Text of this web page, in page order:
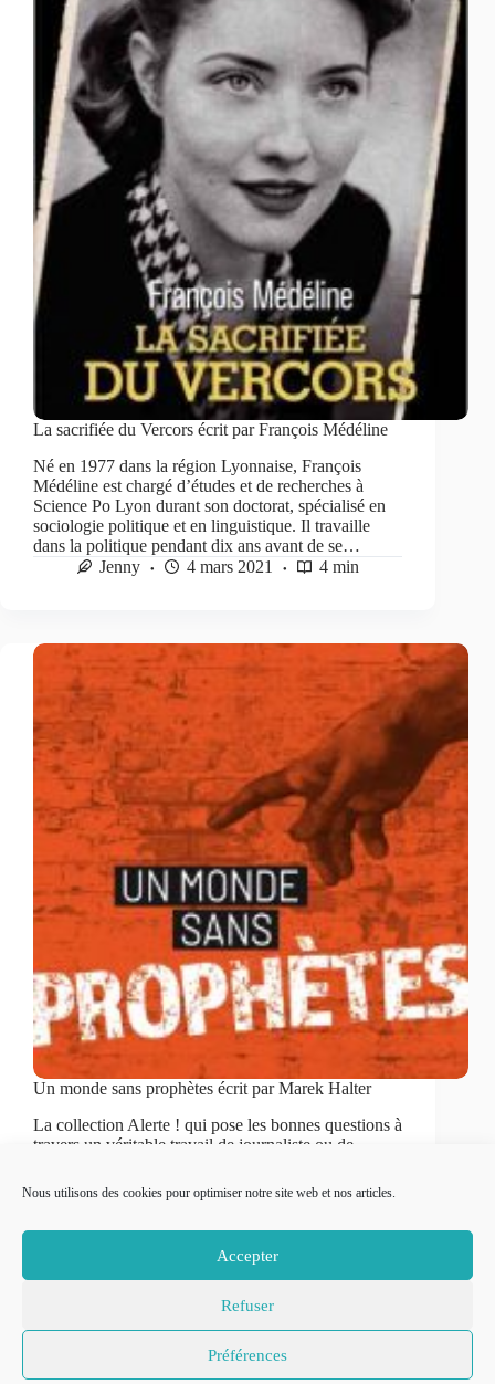
Nous utilisons des cookies pour optimiser notre site web et nos articles.
Accepter
Refuser
Préférences
La sacrifiée du Vercors écrit par François Médéline
Né en 1977 dans la région Lyonnaise, François
Médéline est chargé d’études et de recherches à
Science Po Lyon durant son doctorat, spécialisé en
sociologie politique et en linguistique. Il travaille
dans la politique pendant dix ans avant de se…
Jenny
4 mars 2021 4 min
Un monde sans prophètes écrit par Marek Halter
La collection Alerte ! qui pose les bonnes questions à
travers un véritable travail de journaliste ou de
prophètes. Dirigée par Jean-Pierre Guéno, elle se
veut un lieu-refuge contre la pensée…
© 2007-2026
Réalisation